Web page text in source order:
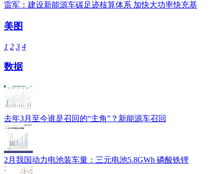
雷军：建设新能源车碳足迹核算体系 加快大功率快充基
美图
1 2 3 4
数据
去年3月至今谁是召回的“主角”？新能源车召回
2月我国动力电池装车量：三元电池5.8GWh 磷酸铁锂